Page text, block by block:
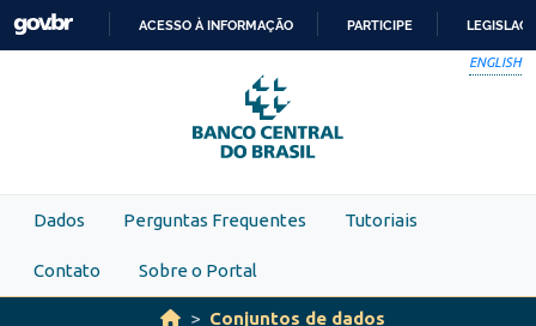
Skip to main content
PARA
O
CONTEÚDO
ACESSO À INFORMAÇÃO PARTICIPE
ENGLISH
Dados Perguntas Frequentes Tutoriais
Contato Sobre o Portal
Conjuntos de dados